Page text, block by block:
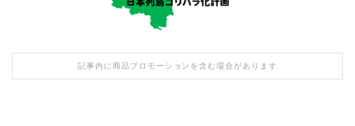
記事内に商品プロモーションを含む場合があります